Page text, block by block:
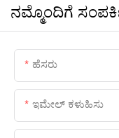
ನಮ್ಮೊಂದಿಗೆ
ಹೆಸರು
ಇಮೇಲ್ ಕಳುಹಿಸು